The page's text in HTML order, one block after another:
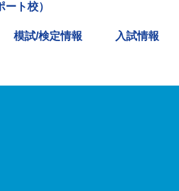
ト校）
模試/検定情報 入試情報